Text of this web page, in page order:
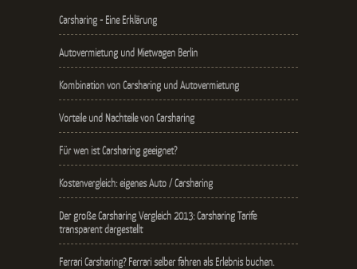
Carsharing - Eine Erklärung
Autovermietung und Mietwagen Berlin
Kombination von Carsharing und Autovermietung
Vorteile und Nachteile von Carsharing
Für wen ist Carsharing geeignet?
Kostenvergleich: eigenes Auto / Carsharing
Der große Carsharing Vergleich 2013: Carsharing Tarife
transparent dargestellt
Ferrari Carsharing? Ferrari selber fahren als Erlebnis buchen.